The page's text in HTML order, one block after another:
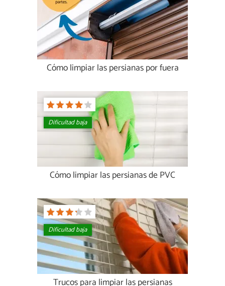
Cómo limpiar las persianas por fuera
Dificultad baja
Cómo limpiar las persianas de PVC
Dificultad baja
Trucos para limpiar las persianas